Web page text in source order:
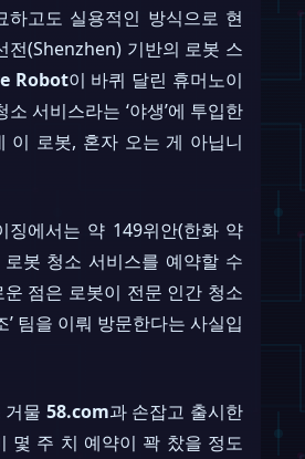
하고도 실용적인 방식으로 현
전(Shenzhen) 기반의 로봇 스
Robot이 바퀴 달린 휴머노이
서비스라는 ‘야생’에 투입한
이 로봇, 혼자 오는 게 아닙니
징에서는 약 149위안(한화 약
봇 청소 서비스를 예약할 수
점은 로봇이 전문 인간 청소
’ 팀을 이뤄 방문한다는 사실입
거물 58.com과 손잡고 출시한
몇 주 치 예약이 꽉 찼을 정도